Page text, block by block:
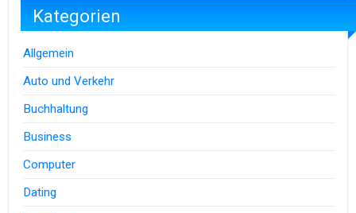
Kategorien
Allgemein
Auto und Verkehr
Buchhaltung
Business
Computer
Dating